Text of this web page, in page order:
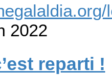
2022
reparti !